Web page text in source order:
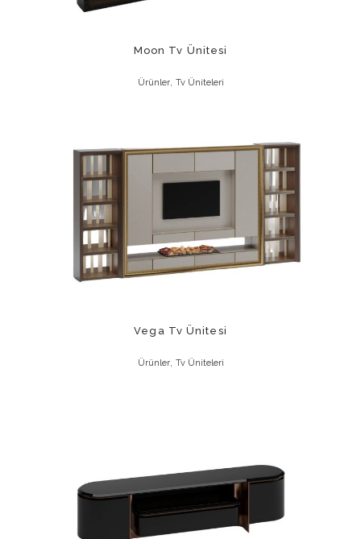
Moon Tv Ünitesi
Ürünler, Tv Üniteleri
Vega Tv Ünitesi
Ürünler, Tv Üniteleri